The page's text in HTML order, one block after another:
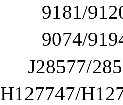
9181/
9074/
J28577/
H127747/